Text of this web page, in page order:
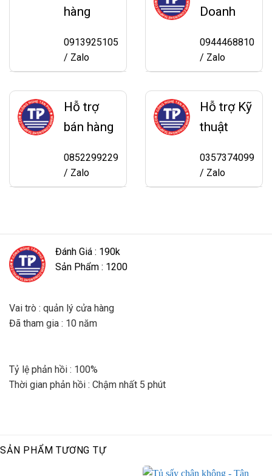
hàng
0913925105
/ Zalo
Doanh
0944468810
/ Zalo
Hỗ trợ
bán hàng
0852299229
/ Zalo
Hỗ trợ Kỹ
thuật
0357374099
/ Zalo
Đánh Giá : 190k
Sản Phẩm : 1200
Vai trò : quản lý cửa hàng
Đã tham gia : 10 năm
Tỷ lệ phản hồi : 100%
Thời gian phản hồi : Chậm nhất 5 phút
SẢN PHẨM TƯƠNG TỰ